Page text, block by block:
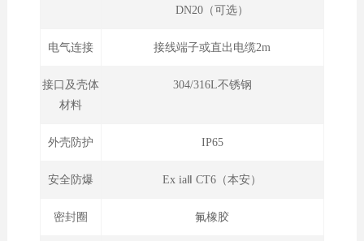
DN20（可选）
电气连接 接线端子或直出电缆2m
接口及壳体
材料
304/316L不锈钢
外壳防护 IP65
安全防爆 Ex iaⅡ CT6（本安）
密封圈 氟橡胶